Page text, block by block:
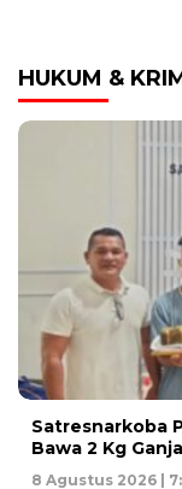
HUKUM &
Satresnarkoba
Bawa 2 Kg Ganja
8 Agustus 2026 |